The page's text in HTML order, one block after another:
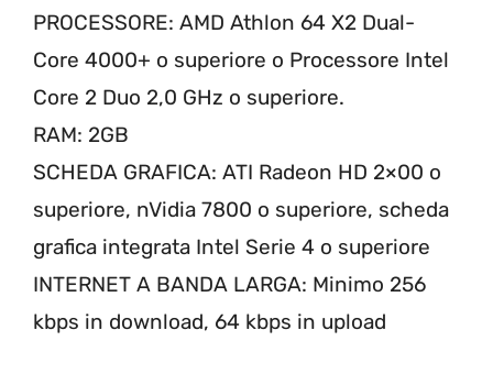
PROCESSORE: AMD Athlon 64 X2 Dual-
Core 4000+ o superiore o Processore Intel
Core 2 Duo 2,0 GHz o superiore.
RAM: 2GB
SCHEDA GRAFICA: ATI Radeon HD 2×00 o
superiore, nVidia 7800 o superiore, scheda
grafica integrata Intel Serie 4 o superiore
INTERNET A BANDA LARGA: Minimo 256
kbps in download, 64 kbps in upload